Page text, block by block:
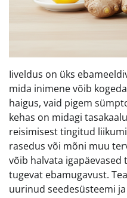
Iiveldus on üks
mida inimene võib
haigus, vaid pigem
kehas on midagi
reisimisest tingitud
rasedus või mõni muu
võib halvata
tugevat ebamugavust.
uurinud seedesüsteemi